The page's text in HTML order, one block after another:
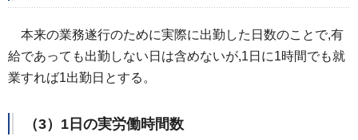
本来の業務遂行のために実際に出勤した日数のことで,有
給であっても出勤しない日は含めないが,1日に1時間でも就
業すれば1出勤日とする。
（3）1日の実労働時間数